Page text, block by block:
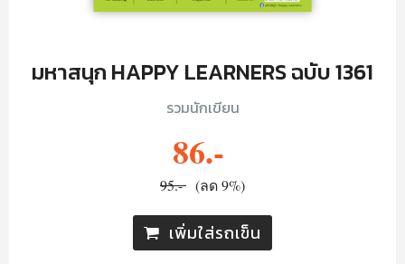
มหาสนุก HAPPY LEARNERS ฉบับ 1361
รวมนักเขียน
86.-
95.- (ลด 9%)
เพิ่มใส่รถเข็น